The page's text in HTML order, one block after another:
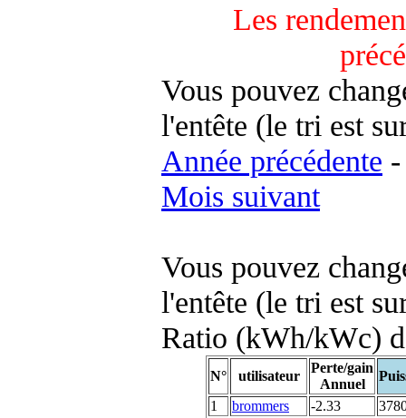
Les
Vous pouvez
l'entête (le tri est
Année précédente -
Mois suivant
Vous pouvez
l'entête (le tri est
Ratio (kWh/kWc)
N° utilisateur
Perte/gain
Annuel
1
brommers -2.33